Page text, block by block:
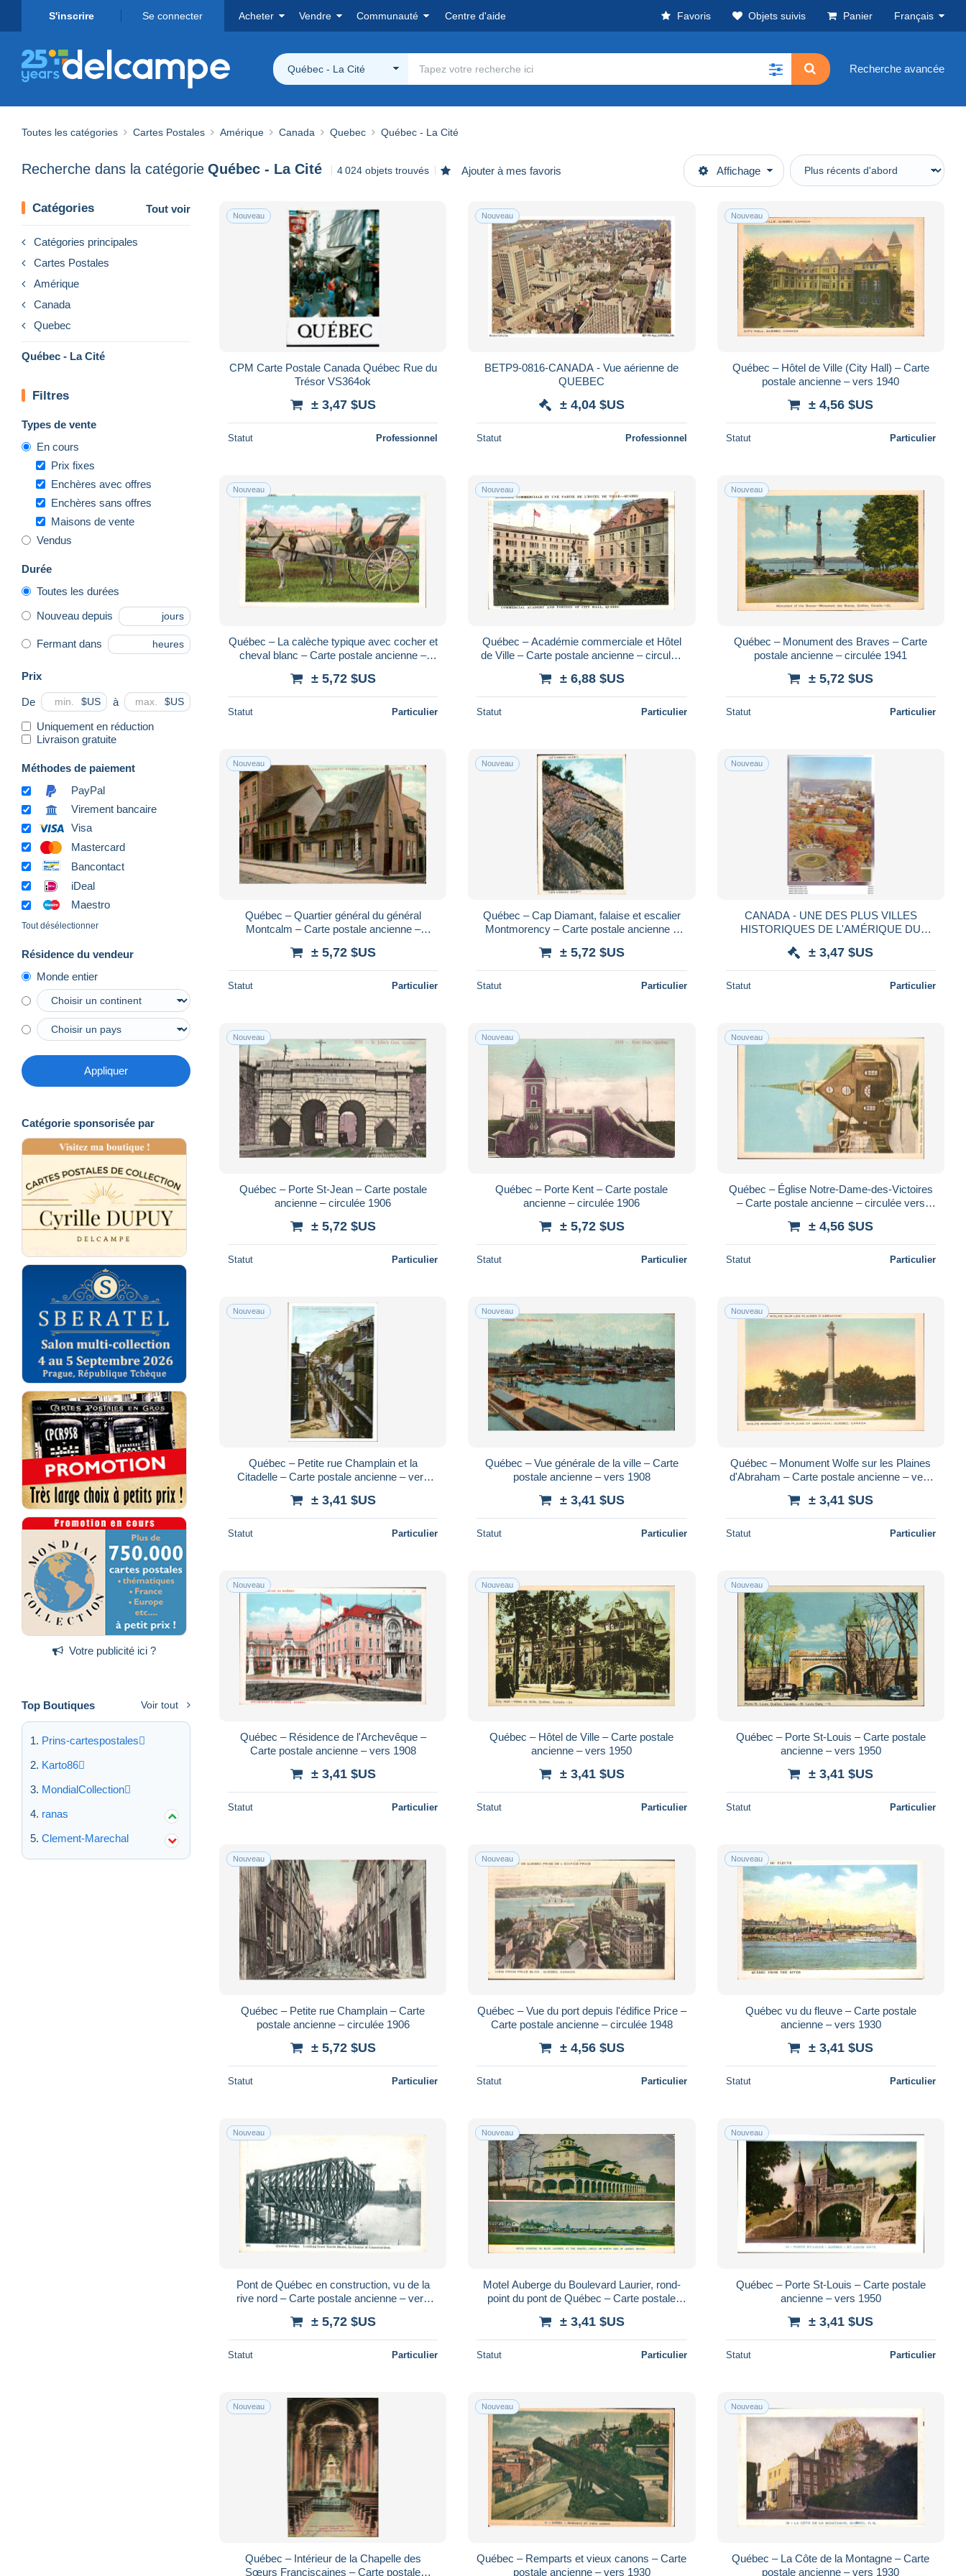
S'inscrire Se connecter Acheter Vendre Communauté Centre d'aide Favoris Objets suivis Panier Français
Québec - La Cité Recherche avancée
Toutes les catégories Cartes Postales Amérique Canada Quebec Québec - La Cité
Recherche dans la catégorie Québec - La Cité 4 024 objets trouvés Ajouter à mes favoris Affichage
Catégories Tout voir
Catégories principales
Cartes Postales
Amérique
Canada
Quebec
Québec - La Cité
Filtres
Types de vente
En cours
Prix fixes
Enchères avec offres
Enchères sans offres
Maisons de vente
Vendus
Durée
Toutes les durées
Nouveau depuis jours
Fermant dans heures
Prix
De $US à $US
Uniquement en réduction
Livraison gratuite
Méthodes de paiement
PayPal
Virement bancaire
Visa
Mastercard
Bancontact
iDeal
Maestro
Tout désélectionner
Résidence du vendeur
Monde entier
Appliquer
Catégorie sponsorisée par
Votre publicité ici ?
Top Boutiques Voir tout
Prins-cartespostales
Karto86
MondialCollection
ranas
Clement-Marechal
Nouveau
CPM Carte Postale Canada Québec Rue du
Trésor VS364ok
± 3,47 $US
Statut Professionnel
Nouveau
BETP9-0816-CANADA - Vue aérienne de
QUEBEC
± 4,04 $US
Statut Professionnel
Nouveau
Québec – Hôtel de Ville (City Hall) – Carte
postale ancienne – vers 1940
± 4,56 $US
Statut Particulier
Nouveau
Québec – La calèche typique avec cocher et
cheval blanc – Carte postale ancienne –
± 5,72 $US
Statut Particulier
Nouveau
Québec – Académie commerciale et Hôtel
de Ville – Carte postale ancienne – circulée
± 6,88 $US
Statut Particulier
Nouveau
Québec – Monument des Braves – Carte
postale ancienne – circulée 1941
± 5,72 $US
Statut Particulier
Nouveau
Québec – Quartier général du général
Montcalm – Carte postale ancienne –
± 5,72 $US
Statut Particulier
Nouveau
Québec – Cap Diamant, falaise et escalier
Montmorency – Carte postale ancienne –
± 5,72 $US
Statut Particulier
Nouveau
CANADA - UNE DES PLUS VILLES
HISTORIQUES DE L'AMÉRIQUE DU
± 3,47 $US
Statut Particulier
Nouveau
Québec – Porte St-Jean – Carte postale
ancienne – circulée 1906
± 5,72 $US
Statut Particulier
Nouveau
Québec – Porte Kent – Carte postale
ancienne – circulée 1906
± 5,72 $US
Statut Particulier
Nouveau
Québec – Église Notre-Dame-des-Victoires
– Carte postale ancienne – circulée vers
± 4,56 $US
Statut Particulier
Nouveau
Québec – Petite rue Champlain et la
Citadelle – Carte postale ancienne – vers
± 3,41 $US
Statut Particulier
Nouveau
Québec – Vue générale de la ville – Carte
postale ancienne – vers 1908
± 3,41 $US
Statut Particulier
Nouveau
Québec – Monument Wolfe sur les Plaines
d'Abraham – Carte postale ancienne – vers
± 3,41 $US
Statut Particulier
Nouveau
Québec – Résidence de l'Archevêque –
Carte postale ancienne – vers 1908
± 3,41 $US
Statut Particulier
Nouveau
Québec – Hôtel de Ville – Carte postale
ancienne – vers 1950
± 3,41 $US
Statut Particulier
Nouveau
Québec – Porte St-Louis – Carte postale
ancienne – vers 1950
± 3,41 $US
Statut Particulier
Nouveau
Québec – Petite rue Champlain – Carte
postale ancienne – circulée 1906
± 5,72 $US
Statut Particulier
Nouveau
Québec – Vue du port depuis l'édifice Price –
Carte postale ancienne – circulée 1948
± 4,56 $US
Statut Particulier
Nouveau
Québec vu du fleuve – Carte postale
ancienne – vers 1930
± 3,41 $US
Statut Particulier
Nouveau
Pont de Québec en construction, vu de la
rive nord – Carte postale ancienne – vers
± 5,72 $US
Statut Particulier
Nouveau
Motel Auberge du Boulevard Laurier, rond-
point du pont de Québec – Carte postale
± 3,41 $US
Statut Particulier
Nouveau
Québec – Porte St-Louis – Carte postale
ancienne – vers 1950
± 3,41 $US
Statut Particulier
Nouveau
Québec – Intérieur de la Chapelle des
Sœurs Franciscaines – Carte postale
Nouveau
Québec – Remparts et vieux canons – Carte
postale ancienne – vers 1930
Nouveau
Québec – La Côte de la Montagne – Carte
postale ancienne – vers 1930